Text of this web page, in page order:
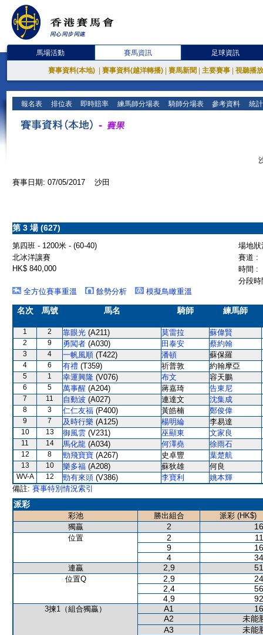
馬場活動 賽馬資訊 足球資訊
賽事資料(本地) 賽事資料(越洋轉播) 賽馬新聞 主要賽事 視聽播
報名表 排位表 即時賠率 練馬師分場表 騎師分場表 參考資料 統
賽事日期: 07/05/2017 沙田
第 3 場 (627)
第四班 - 1200米 - (60-40)
場地
北冰洋讓賽
賽道 :
HK$ 840,000
時間 :
分段
全方位賽事重溫
餘勢分析 模擬鳥瞰重溫
名次 馬號 馬名 騎師 練馬師
1 2 靠眼光 (A211) 莫雷拉 蘇偉賢
2 9 勇闖者 (A030) 田泰安 蔡約翰
3 4 一帆風順 (T422) 潘頓 蘇保羅
4 6 有禮 (T359) 祈普敦 約翰摩亞
5 1 幸運興隆 (V076) 布文 容天鵬
6 5 萬事醒 (A204) 蔣嘉琦 告東尼
7 11 自動波 (A027) 連達文 沈集成
8 3 仁仁友福 (P400) 黃皓楠 鄭俊偉
9 7 及時行樂 (A125) 楊明綸 李易達
10 13 御風雲 (V231) 巫顯東 文家良
11 14 馬化龍 (A034) 何澤堯 徐雨石
12 8 勁飛寶寶 (A267) 史卓豐 葉楚航
13 10 樂多福 (A208) 蘇狄雄 何良
WV-A 12 勁有來頭 (V386) 李寶利
姚本輝
備註: 賽事特別情況索引
派彩
彩池 勝出組合
派彩 (HK$)
獨贏
2
位置 2
9
4
連贏 2,9
位置Q 2,9
2,4
4,9
3揀1（組合獨贏） A1
A2
未能
A3
未能